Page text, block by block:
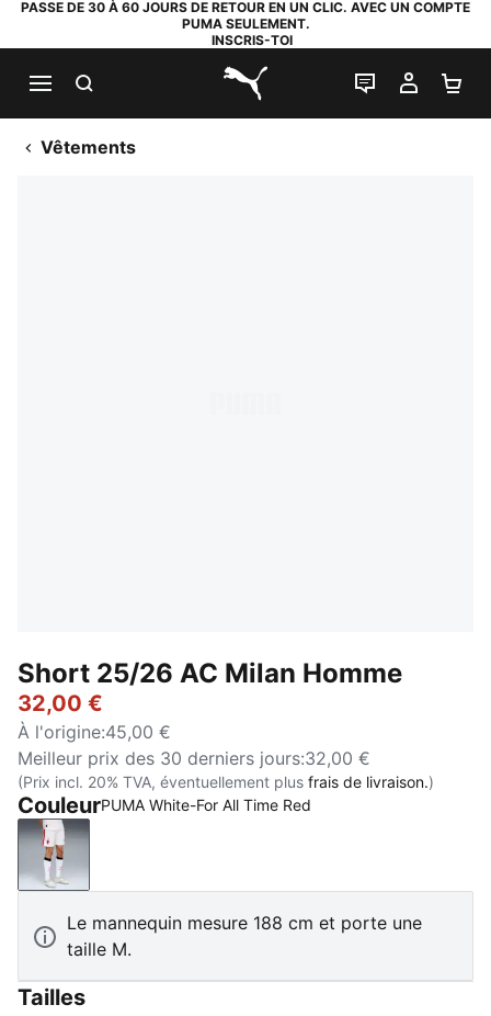
PASSE DE 30 À 60 JOURS DE RETOUR EN UN CLIC. AVEC UN COMPTE
PUMA SEULEMENT.
INSCRIS-TOI
PUMA.com
LIVE CHAT
MON
Vêtements
Short 25/26 AC Milan Homme
32,00 €
À l'origine:45,00 €
Meilleur prix des 30 derniers jours:32,00 €
(Prix incl. 20% TVA, éventuellement plus frais de livraison.)
CouleurPUMA White-For All Time Red
PUMA White-For All Time Red
Le mannequin mesure 188 cm et porte une
taille M.
Tailles